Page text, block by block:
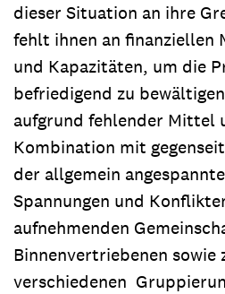
dieser Situation an ihre
fehlt ihnen an finanziellen
und Kapazitäten, um die
befriedigend zu
aufgrund fehlender
Kombination mit
der allgemein
Spannungen und
aufnehmenden
Binnenvertriebenen sowie
verschiedenen